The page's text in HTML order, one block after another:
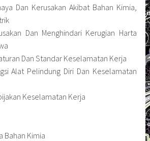
Dan Kerusakan Akibat Bahan Kimia,
Dan Menghindari Kerugian Harta
Dan Standar Keselamatan Kerja
Alat Pelindung Diri Dan Keselamatan
Keselamatan Kerja
Bahan Kimia